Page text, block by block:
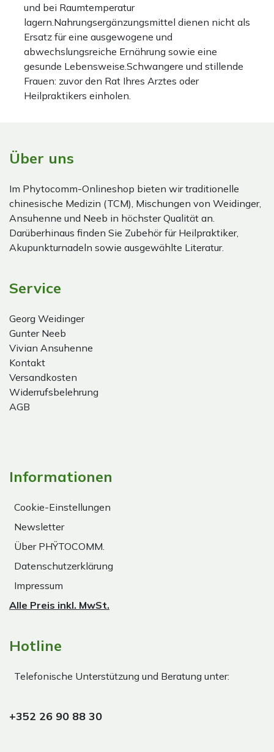
und bei Raumtemperatur
lagern.Nahrungsergänzungsmittel dienen nicht als
Ersatz für eine ausgewogene und
abwechslungsreiche Ernährung sowie eine
gesunde Lebensweise.Schwangere und stillende
Frauen: zuvor den Rat Ihres Arztes oder
Heilpraktikers einholen.
Über uns
Im Phytocomm-Onlineshop bieten wir traditionelle
chinesische Medizin (TCM), Mischungen von Weidinger,
Ansuhenne und Neeb in höchster Qualität an.
Darüberhinaus finden Sie Zubehör für Heilpraktiker,
Akupunkturnadeln sowie ausgewählte Literatur.
Service
Georg Weidinger
Gunter Neeb
Vivian Ansuhenne
Kontakt
Versandkosten
Widerrufsbelehrung
AGB
Informationen
Cookie-Einstellungen
Newsletter
Über PHŸTOCOMM.
Datenschutzerklärung
Impressum
Alle Preis inkl. MwSt.
Hotline
Telefonische Unterstützung und Beratung unter:
+352 26 90 88 30